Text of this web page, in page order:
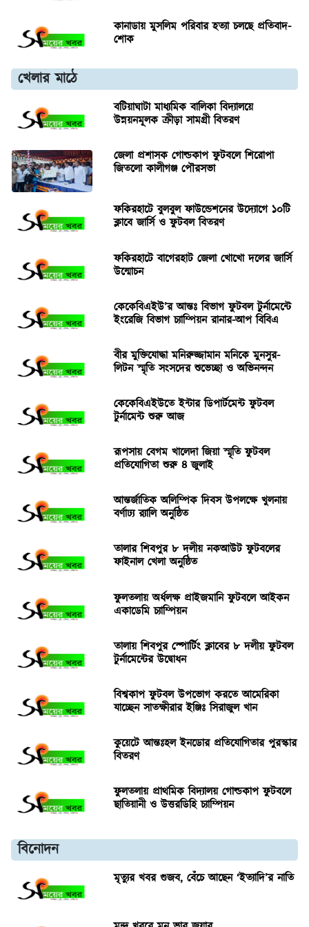
কানাডায় মুসলিম পরিবার হত্যা চলছে প্রতিবাদ-
শোক
খেলার মাঠে
বটিয়াঘাটা মাধ্যমিক বালিকা বিদ্যালয়ে
উন্নয়নমূলক ক্রীড়া সামগ্রী বিতরণ
জেলা প্রশাসক গোল্ডকাপ ফুটবলে শিরোপা
জিতলো কালীগঞ্জ পৌরসভা
ফকিরহাটে বুলবুল ফাউন্ডেশনের উদ্যোগে ১০টি
ক্লাবে জার্সি ও ফুটবল বিতরণ
ফকিরহাটে বাগেরহাট জেলা খোখো দলের জার্সি
উন্মোচন
কেকেবিএইউ’র আন্তঃ বিভাগ ফুটবল টুর্নামেন্টে
ইংরেজি বিভাগ চ্যাম্পিয়ন রানার-আপ বিবিএ
বীর মুক্তিযোদ্ধা মনিরুজ্জামান মনিকে মুনসুর-
লিটন স্মৃতি সংসদের শুভেচ্ছা ও অভিনন্দন
কেকেবিএইউতে ইন্টার ডিপার্টমেন্ট ফুটবল
টুর্নামেন্ট শুরু আজ
রূপসায় বেগম খালেদা জিয়া স্মৃতি ফুটবল
প্রতিযোগিতা শুরু ৪ জুলাই
আন্তর্জাতিক অলিম্পিক দিবস উপলক্ষে খুলনায়
বর্ণাঢ্য র‌্যালি অনুষ্ঠিত
তালার শিবপুর ৮ দলীয় নকআউট ফুটবলের
ফাইনাল খেলা অনুষ্ঠিত
ফুলতলায় অর্ধলক্ষ প্রাইজমানি ফুটবলে আইকন
একাডেমি চ্যাম্পিয়ন
তালায় শিবপুর স্পোর্টিং ক্লাবের ৮ দলীয় ফুটবল
টুর্নামেন্টের উদ্বোধন
বিশ্বকাপ ফুটবল উপভোগ করতে আমেরিকা
যাচ্ছেন সাতক্ষীরার ইঞ্জিঃ সিরাজুল খান
কুয়েটে আন্তঃহল ইনডোর প্রতিযোগিতার পুরস্কার
বিতরণ
ফুলতলায় প্রাথমিক বিদ্যালয় গোল্ডকাপ ফুটবলে
ছাতিয়ানী ও উত্তরডিহি চ্যাম্পিয়ন
বিনোদন
মৃত্যুর খবর গুজব, বেঁচে আছেন ‘ইত্যাদি’র নাতি